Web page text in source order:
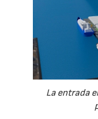
La entrada